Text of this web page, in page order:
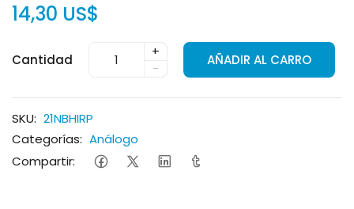
14,30 US$
Cantidad
+
-
AÑADIR AL CARRO
SKU: 21NBHIRP
Categorías: Análogo
Compartir: